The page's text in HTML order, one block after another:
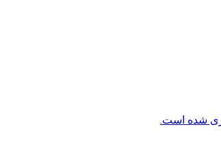
شده است.